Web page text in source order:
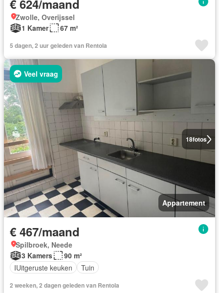
€ 624/maand
Zwolle, Overijssel
1 Kamer
67 m²
5 dagen, 2 uur geleden van Rentola
18fotos
Veel vraag
Appartement
€ 467/maand
Spilbroek, Neede
3 Kamers
90 m²
IUitgeruste keuken
Tuin
2 weeken, 2 dagen geleden van Rentola